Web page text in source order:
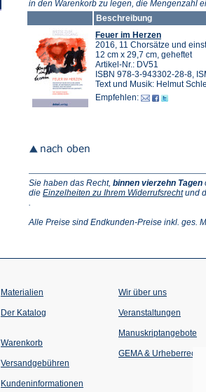
in den Warenkorb zu legen, die Mengenzahl
Beschreibung
Feuer im Herzen
2016, 11 Chorsätze und
12 cm x 29,7 cm, geheftet
Artikel-Nr.: DV51
ISBN 978-3-943302-28-8,
Text und Musik: Helmut
Empfehlen:
Sie haben das Recht, binnen vierzehn Tagen
die Einzelheiten zu Ihrem Widerrufsrecht
neuen
und
einem
.
Alle Preise sind Endkunden-Preise inkl. ges.
Materialien
Der Katalog
Warenkorb
Versandgebühren
Kundeninformationen
Wir über uns
Veranstaltungen
einem
Tab)
Manuskriptangebote
GEMA & Urheberrecht